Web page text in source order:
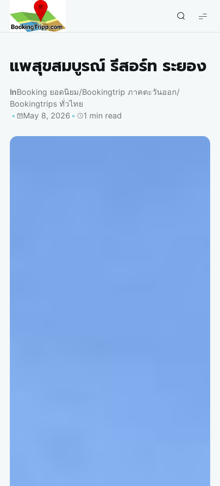
bookingtripp.com
แพสุขสมบูรณ์ รีสอร์ท ระยอง
InBooking ยอดนิยม/Bookingtrip ภาคตะวันออก/
Bookingtrips ทั่วไทย
May 8, 2026
1 min read